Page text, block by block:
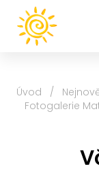
Úvod /
Fotogalerie